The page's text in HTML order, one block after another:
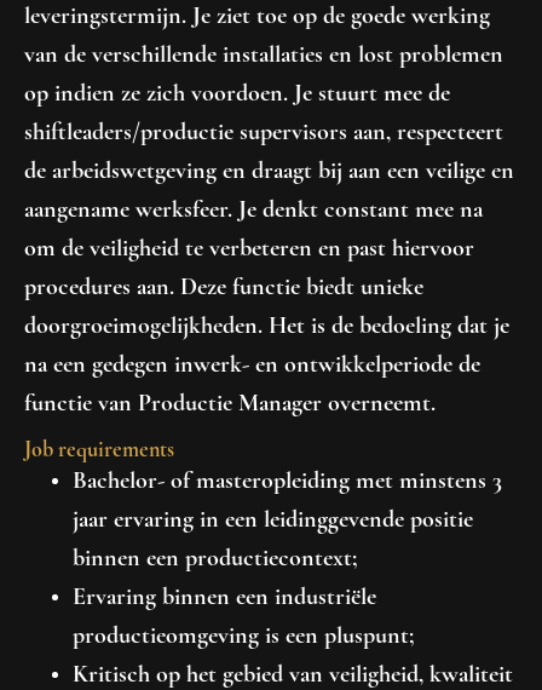
leveringstermijn. Je ziet toe op de goede werking
van de verschillende installaties en lost problemen
op indien ze zich voordoen. Je stuurt mee de
shiftleaders/productie supervisors aan, respecteert
de arbeidswetgeving en draagt bij aan een veilige en
aangename werksfeer. Je denkt constant mee na
om de veiligheid te verbeteren en past hiervoor
procedures aan. Deze functie biedt unieke
doorgroeimogelijkheden. Het is de bedoeling dat je
na een gedegen inwerk- en ontwikkelperiode de
functie van Productie Manager overneemt.
Job requirements
Bachelor- of masteropleiding met minstens 3
jaar ervaring in een leidinggevende positie
binnen een productiecontext;
Ervaring binnen een industriële
productieomgeving is een pluspunt;
Kritisch op het gebied van veiligheid, kwaliteit